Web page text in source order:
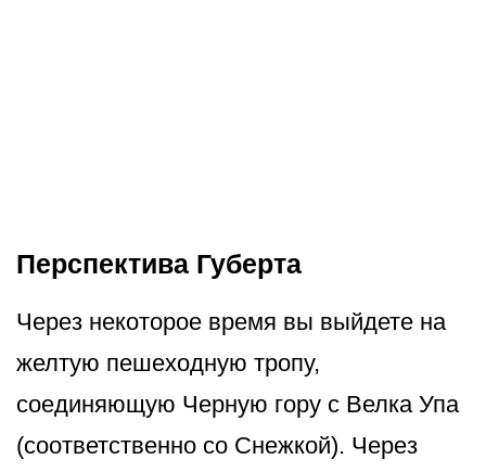
Перспектива Губерта
Через некоторое время вы выйдете на
желтую пешеходную тропу,
соединяющую Черную гору с Велка Упа
(соответственно со Снежкой). Через